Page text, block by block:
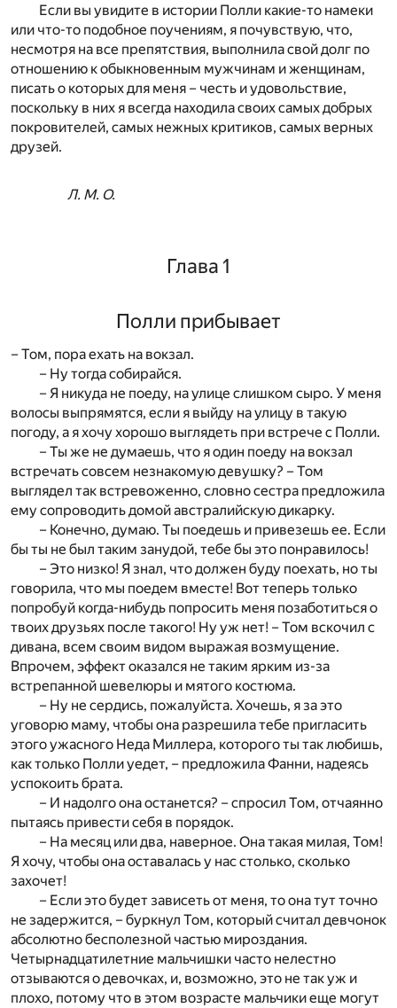
Если вы увидите в истории Полли какие-то намеки
или что-то подобное поучениям, я почувствую, что,
несмотря на все препятствия, выполнила свой долг по
отношению к обыкновенным мужчинам и женщинам,
писать о которых для меня – честь и удовольствие,
поскольку в них я всегда находила своих самых добрых
покровителей, самых нежных критиков, самых верных
друзей.
Л. М. О.
Глава 1
Полли прибывает
– Том, пора ехать на вокзал.
– Ну тогда собирайся.
– Я никуда не поеду, на улице слишком сыро. У меня
волосы выпрямятся, если я выйду на улицу в такую
погоду, а я хочу хорошо выглядеть при встрече с Полли.
– Ты же не думаешь, что я один поеду на вокзал
встречать совсем незнакомую девушку? – Том
выглядел так встревоженно, словно сестра предложила
ему сопроводить домой австралийскую дикарку.
– Конечно, думаю. Ты поедешь и привезешь ее. Если
бы ты не был таким занудой, тебе бы это понравилось!
– Это низко! Я знал, что должен буду поехать, но ты
говорила, что мы поедем вместе! Вот теперь только
попробуй когда-нибудь попросить меня позаботиться о
твоих друзьях после такого! Ну уж нет! – Том вскочил с
дивана, всем своим видом выражая возмущение.
Впрочем, эффект оказался не таким ярким из-за
встрепанной шевелюры и мятого костюма.
– Ну не сердись, пожалуйста. Хочешь, я за это
уговорю маму, чтобы она разрешила тебе пригласить
этого ужасного Неда Миллера, которого ты так любишь,
как только Полли уедет, – предложила Фанни, надеясь
успокоить брата.
– И надолго она останется? – спросил Том, отчаянно
пытаясь привести себя в порядок.
– На месяц или два, наверное. Она такая милая, Том!
Я хочу, чтобы она оставалась у нас столько, сколько
захочет!
– Если это будет зависеть от меня, то она тут точно
не задержится, – буркнул Том, который считал девчонок
абсолютно бесполезной частью мироздания.
Четырнадцатилетние мальчишки часто нелестно
отзываются о девочках, и, возможно, это не так уж и
плохо, потому что в этом возрасте мальчики еще могут